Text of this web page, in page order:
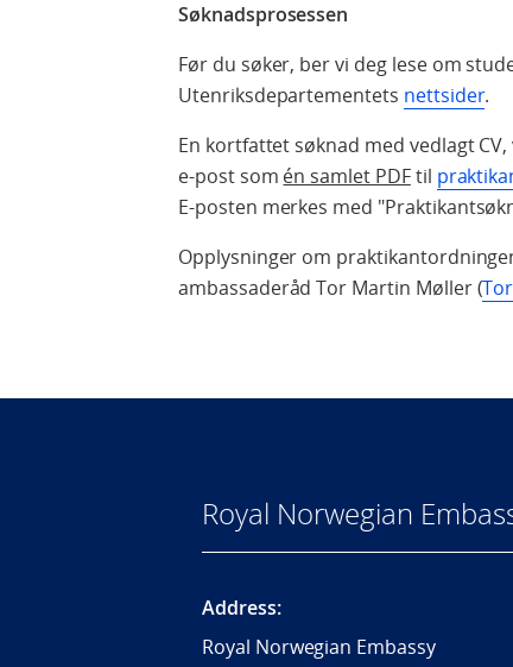
Søknadsprosessen
Før du søker, ber vi deg lese om
Utenriksdepartementets nettsider.
En kortfattet søknad med vedlagt
e-post som én samlet PDFtil
E-posten merkes med
Opplysninger om
ambassaderåd Tor Martin Møller (
Royal Norwegian
Address:
Royal Norwegian Embassy